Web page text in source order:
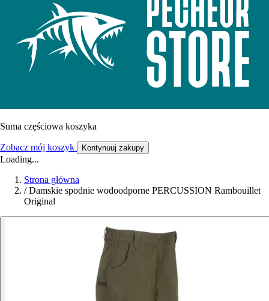
Suma częściowa koszyka
Zobacz mój koszyk Kontynuuj zakupy
Loading...
Strona główna
/ Damskie spodnie wodoodporne PERCUSSION Rambouillet
Original